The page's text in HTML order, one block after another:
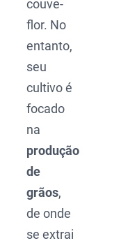
couve-
flor. No
entanto,
seu
cultivo é
focado
na
produção
de
grãos,
de onde
se extrai